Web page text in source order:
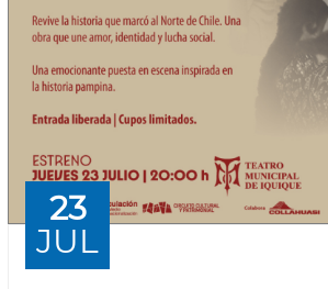
23
JUL